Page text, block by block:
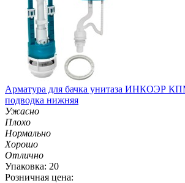
Арматура для бачка унитаза ИНКОЭР
подводка нижняя
Ужасно
Плохо
Нормально
Хорошо
Отлично
Упаковка: 20
Розничная цена: